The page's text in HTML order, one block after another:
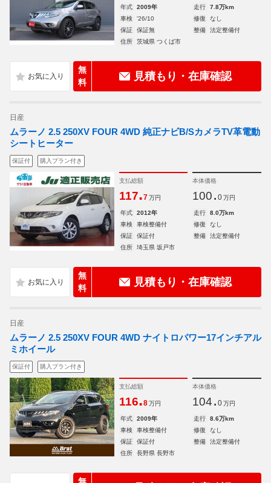
年式 2009年 走行
7.8万km
車検
'26/10 修復
なし
保証
保証無 整備
法定整備付
住所
茨城県 つくば市
無
料
見積もり・在庫確認
日産
ムラーノ 2.5 250XV FOUR 4WD 純正ナビB/SカメラTV革電動
シートヒーター
保証付 購入プラン付き
支払総額
117.7 万円
本体価格
100. 0 万円
年式 2012年 走行
8.0万km
車検
車検整備付 修復
なし
保証
保証付 整備
法定整備付
住所
埼玉県 坂戸市
無
料
見積もり・在庫確認
日産
ムラーノ 2.5 250XV FOUR 4WD ナイトロパワー17インチアル
ミホイール
保証付 購入プラン付き
支払総額
116.8 万円
本体価格
104. 0 万円
年式 2009年 走行
8.6万km
車検
車検整備付 修復
なし
保証
保証付 整備
法定整備付
住所
長野県 長野市